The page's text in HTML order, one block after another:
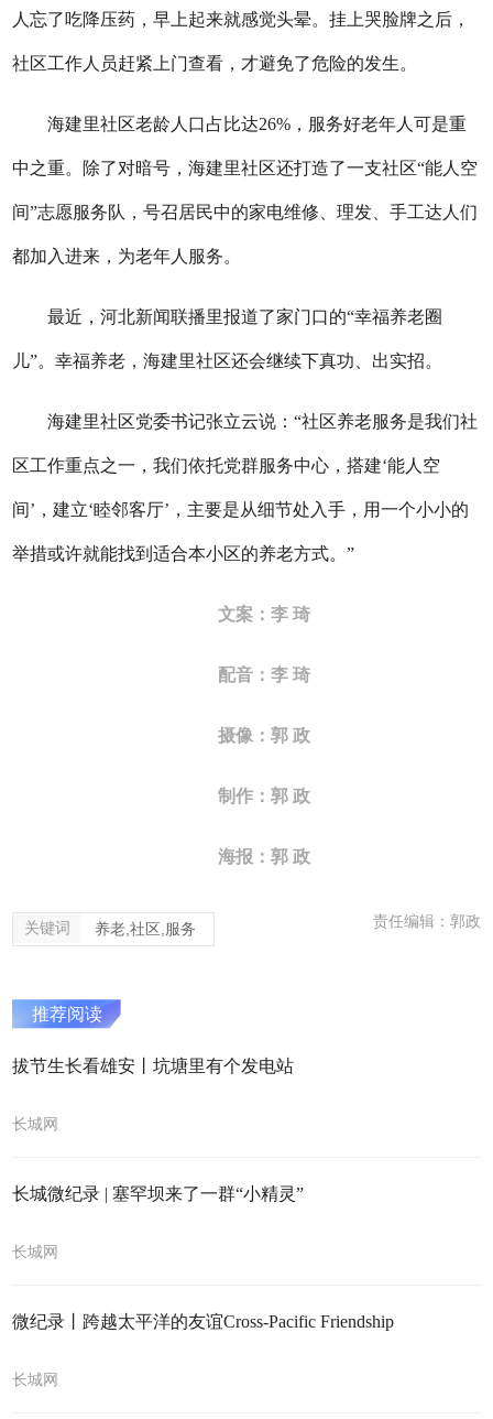
人忘了吃降压药，早上起来就感觉头晕。挂上哭脸牌之后，
社区工作人员赶紧上门查看，才避免了危险的发生。
海建里社区老龄人口占比达26%，服务好老年人可是重
中之重。除了对暗号，海建里社区还打造了一支社区“能人空
间”志愿服务队，号召居民中的家电维修、理发、手工达人们
都加入进来，为老年人服务。
最近，河北新闻联播里报道了家门口的“幸福养老圈
儿”。幸福养老，海建里社区还会继续下真功、出实招。
海建里社区党委书记张立云说：“社区养老服务是我们社
区工作重点之一，我们依托党群服务中心，搭建‘能人空
间’ ，建立‘睦邻客厅’ ，主要是从细节处入手，用一个小小的
举措或许就能找到适合本小区的养老方式。”
文案：李 琦
配音：李 琦
摄像：郭 政
制作：郭 政
海报：郭 政
关键词 养老,社区,服务 责任编辑：郭政
推荐阅读
拔节生长看雄安丨坑塘里有个发电站
长城网
长城微纪录 | 塞罕坝来了一群“小精灵”
长城网
微纪录丨跨越太平洋的友谊Cross-Pacific Friendship
长城网